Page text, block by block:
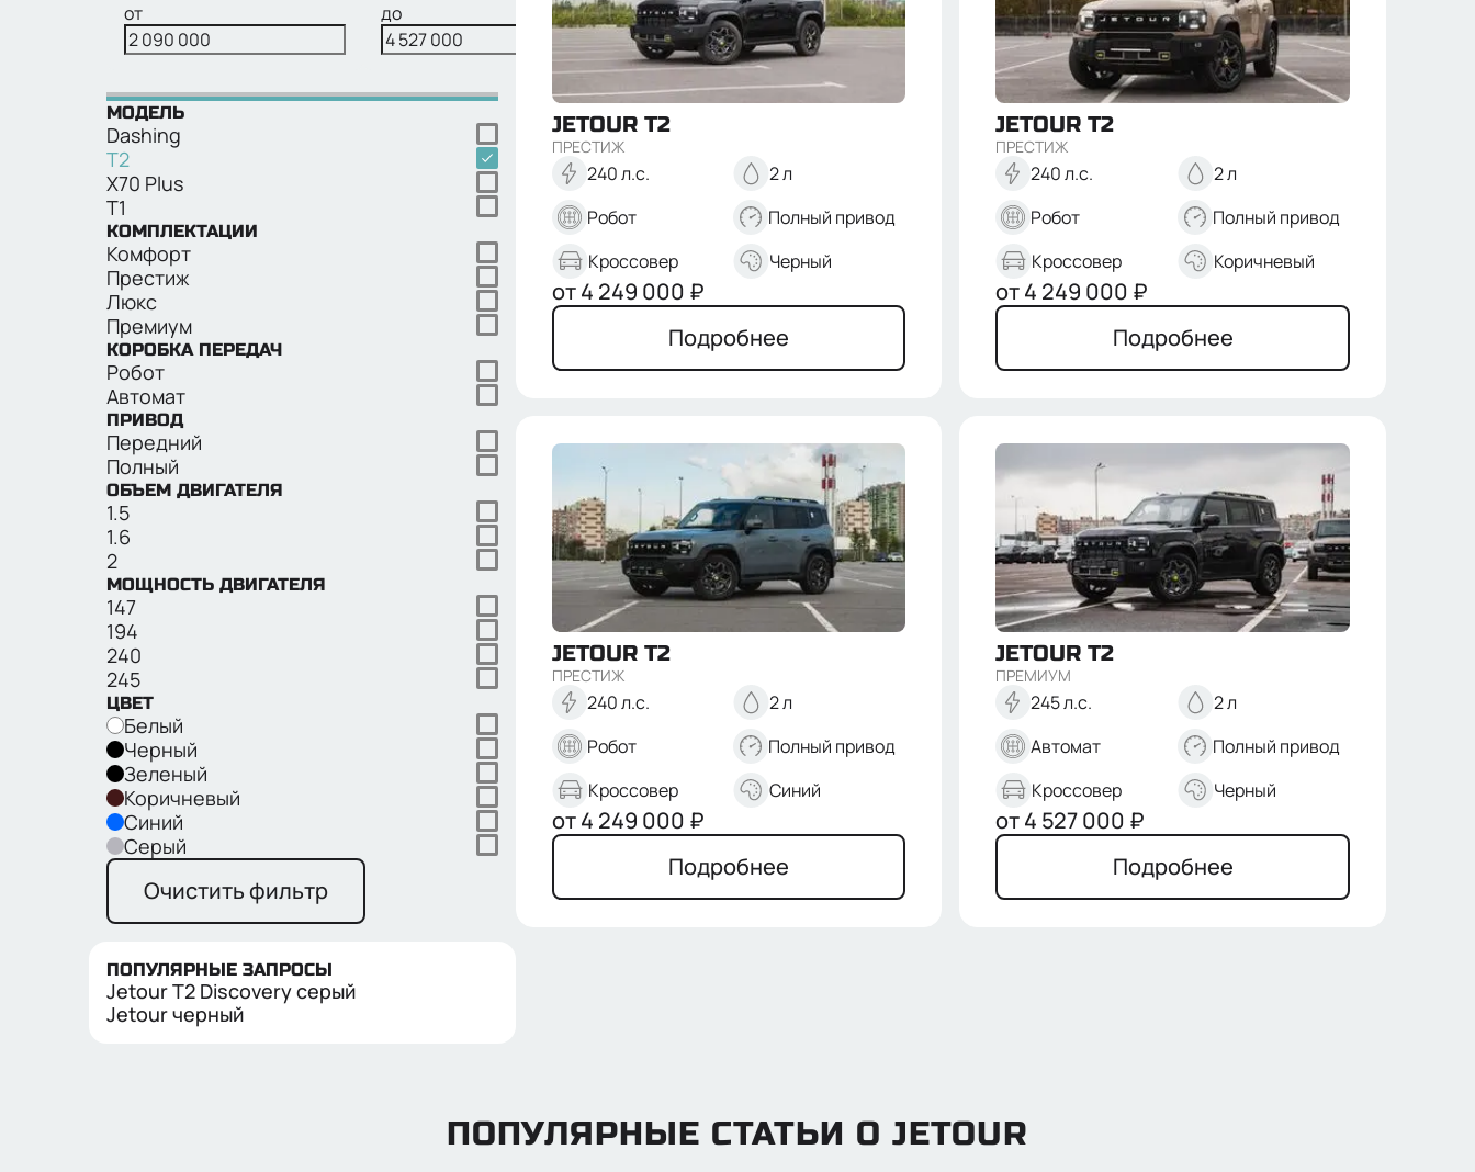
от до
МОДЕЛЬ
Dashing
T2
X70 Plus
T1
КОМПЛЕКТАЦИИ
Комфорт
Престиж
Люкс
Премиум
КОРОБКА ПЕРЕДАЧ
Робот
Автомат
ПРИВОД
Передний
Полный
ОБЪЕМ ДВИГАТЕЛЯ
1.5
1.6
2
МОЩНОСТЬ ДВИГАТЕЛЯ
147
194
240
245
ЦВЕТ
Белый
Черный
Зеленый
Коричневый
Синий
Серый
Очистить фильтр
ПОПУЛЯРНЫЕ ЗАПРОСЫ
Jetour T2 Discovery серый
Jetour черный
JETOUR T2
ПРЕСТИЖ
240 л.с.
2 л
Робот
Полный привод
Кроссовер
Черный
от4 249 000 ₽
Подробнее
JETOUR T2
ПРЕСТИЖ
240 л.с.
2 л
Робот
Полный привод
Кроссовер
Коричневый
от4 249 000 ₽
Подробнее
JETOUR T2
ПРЕСТИЖ
240 л.с.
2 л
Робот
Полный привод
Кроссовер
Синий
от4 249 000 ₽
Подробнее
JETOUR T2
ПРЕМИУМ
245 л.с.
2 л
Автомат
Полный привод
Кроссовер
Черный
от4 527 000 ₽
Подробнее
ПОПУЛЯРНЫЕ СТАТЬИ О JETOUR